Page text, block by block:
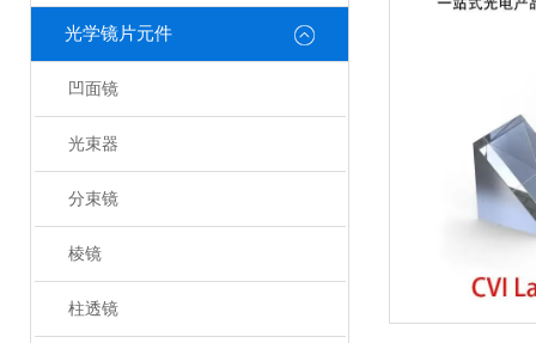
光学镜片元件
凹面镜
光束器
分束镜
棱镜
柱透镜